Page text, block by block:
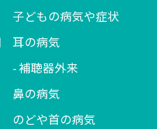
子どもの病気や症状
耳の病気
補聴器外来
鼻の病気
のどや首の病気